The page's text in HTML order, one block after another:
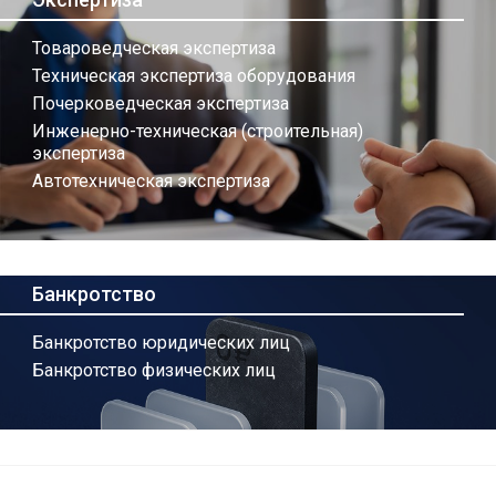
Товароведческая экспертиза
Техническая экспертиза оборудования
Почерковедческая экспертиза
Инженерно-техническая (строительная)
экспертиза
Автотехническая экспертиза
Банкротство
Банкротство юридических лиц
Банкротство физических лиц